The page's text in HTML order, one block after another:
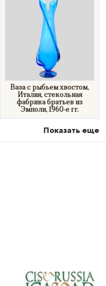
​Ваза с рыбьем хвостом,
Италия, стекольная
фабрика братьев из
Эмполи, 1960-е гг.
Показать еще